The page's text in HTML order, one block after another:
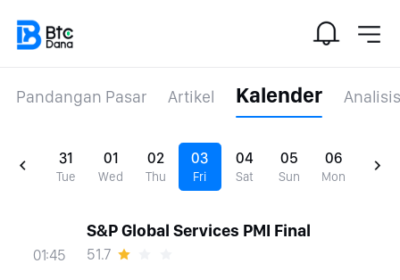
Pandangan Pasar Artikel Kalender
31
Tue
01
Wed
02
Thu
03
Fri
04
Sat
05
Sun
06
Mon
01:45
S&P Global Services PMI Final
51.7